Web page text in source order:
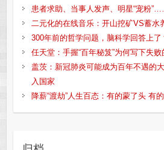
患者求助、当事人发声、明星“宠粉
二元化的在线音乐：开山挖矿VS蓄水
300年前的哲学问题，脑科学回答上了
任天堂：手握“百年秘笈”为何写下失败
盖茨：新冠肺炎可能成为百年不遇的
入国家
降薪“渡劫”人生百态：有的蒙了头 有